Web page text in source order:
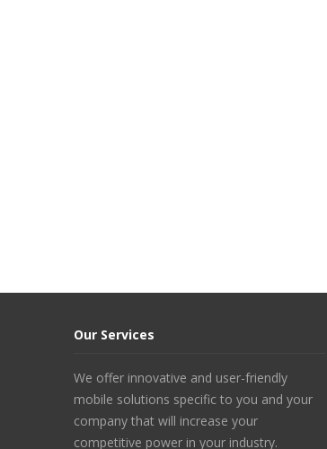
Our Services
We offer innovative and user-friendly
mobile solutions specific to you and your
company that will increase your
competitive power in your industry.